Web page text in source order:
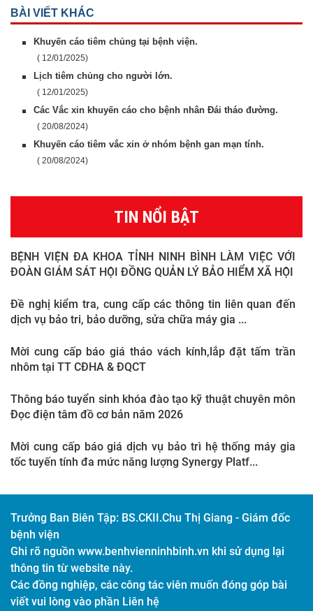
BÀI VIẾT KHÁC
Khuyến cáo tiêm chủng tại bệnh viện.
( 12/01/2025)
Lịch tiêm chủng cho người lớn.
( 12/01/2025)
Các Vắc xin khuyến cáo cho bệnh nhân Đái tháo đường.
( 20/08/2024)
Khuyến cáo tiêm vắc xin ở nhóm bệnh gan mạn tính.
( 20/08/2024)
TIN NỔI BẬT
BỆNH VIỆN ĐA KHOA TỈNH NINH BÌNH LÀM VIỆC VỚI
ĐOÀN GIÁM SÁT HỘI ĐỒNG QUẢN LÝ BẢO HIỂM XÃ HỘI
Đề nghị kiểm tra, cung cấp các thông tin liên quan đến
dịch vụ bảo tri, bảo dưỡng, sửa chữa máy gia ...
Mời cung cấp báo giá tháo vách kính,lắp đặt tấm trần
nhôm tại TT CĐHA & ĐQCT
Thông báo tuyển sinh khóa đào tạo kỹ thuật chuyên môn
Đọc điện tâm đồ cơ bản năm 2026
Mời cung cấp báo giá dịch vụ bảo trì hệ thống máy gia
tốc tuyến tính đa mức năng lượng Synergy Platf...
Trưởng Ban Biên Tập: BS.CKII.Chu Thị Giang - Giám đốc
bệnh viện
Ghi rõ nguồn www.benhvienninhbinh.vn khi sử dụng lại
thông tin từ website này.
Các đồng nghiệp, các công tác viên muốn đóng góp bài
viết vui lòng vào phần Liên hệ